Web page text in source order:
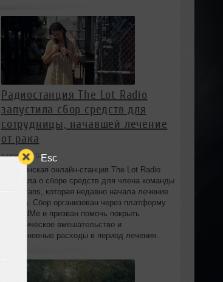
Esc
Радиостанция The Lot Radio
запустила сбор средств для
сотрудницы, начавшей лечение
от рака
вчера в 17:02
Бруклинская онлайн-станция The Lot Radio
объявила о сборе средств для члена команды
Lola Evans, которая недавно начала лечение
от рака. Сбор организован через платформу
GoFundMe и призван помочь покрыть
хирургическое вмешательство и
повседневные расходы в период лечения.